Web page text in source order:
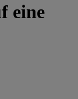
eine